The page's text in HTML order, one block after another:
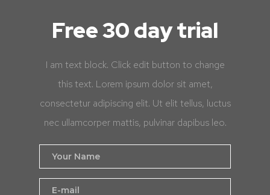
Free 30 day trial
I am text block. Click edit button to change
this text. Lorem ipsum dolor sit amet,
consectetur adipiscing elit. Ut elit tellus, luctus
nec ullamcorper mattis, pulvinar dapibus leo.